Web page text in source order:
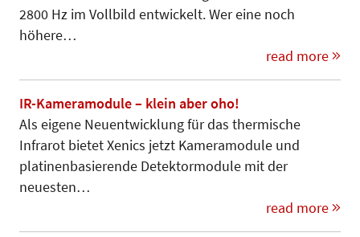
2800 Hz im Vollbild entwickelt. Wer eine noch
höhere…
read more
IR-Kameramodule – klein aber oho!
Als eigene Neuentwicklung für das thermische
Infrarot bietet Xenics jetzt Kameramodule und
platinenbasierende Detektormodule mit der
neuesten…
read more